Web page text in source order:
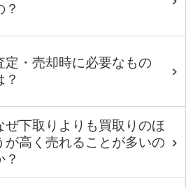
？
定・売却時に必要なもの
？
ぜ下取りよりも買取りのほ
が高く売れることが多いの
？